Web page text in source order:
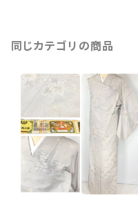
同じカテゴリの商品